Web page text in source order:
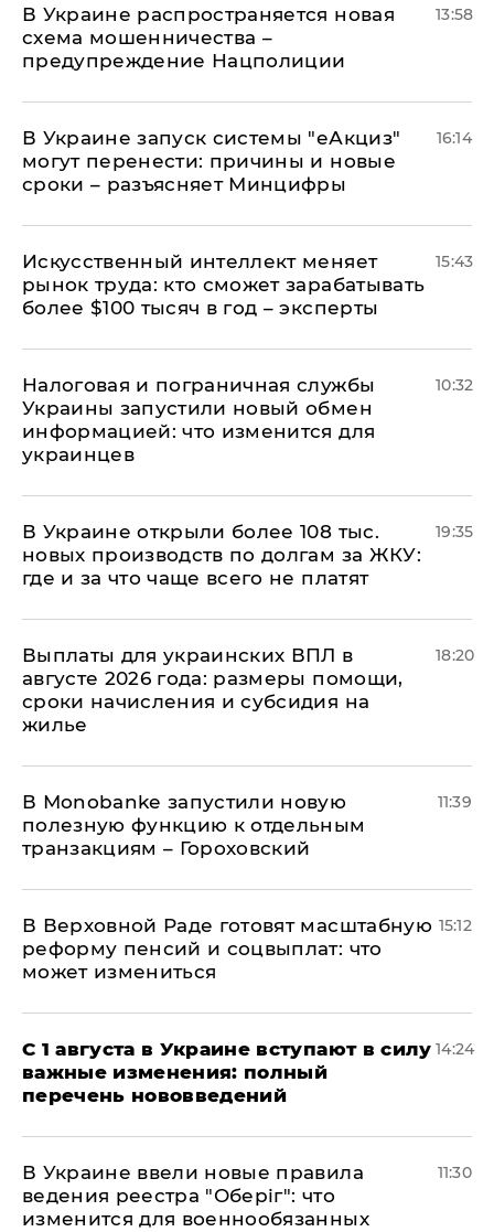
В Украине распространяется новая
схема мошенничества –
предупреждение Нацполиции
13:58
В Украине запуск системы "еАкциз"
могут перенести: причины и новые
сроки – разъясняет Минцифры
16:14
Искусственный интеллект меняет
рынок труда: кто сможет зарабатывать
более $100 тысяч в год – эксперты
15:43
Налоговая и пограничная службы
Украины запустили новый обмен
информацией: что изменится для
украинцев
10:32
В Украине открыли более 108 тыс.
новых производств по долгам за ЖКУ:
где и за что чаще всего не платят
19:35
Выплаты для украинских ВПЛ в
августе 2026 года: размеры помощи,
сроки начисления и субсидия на
жилье
18:20
В Мonobankе запустили новую
полезную функцию к отдельным
транзакциям – Гороховский
11:39
В Верховной Раде готовят масштабную
реформу пенсий и соцвыплат: что
может измениться
15:12
С 1 августа в Украине вступают в силу
важные изменения: полный
перечень нововведений
14:24
В Украине ввели новые правила
ведения реестра "Оберіг": что
изменится для военнообязанных
11:30